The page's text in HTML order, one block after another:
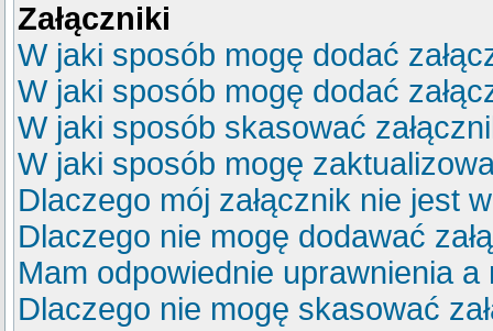
Załączniki
W jaki sposób mogę dodać
W jaki sposób mogę dodać
W jaki sposób skasować
W jaki sposób mogę
Dlaczego mój załącznik nie jest
Dlaczego nie mogę dodawać
Mam odpowiednie uprawnienia
Dlaczego nie mogę skasować